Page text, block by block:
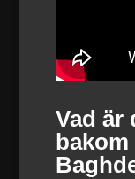
Vad är